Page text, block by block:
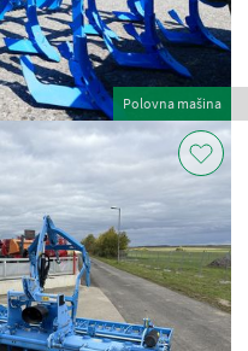
Polovna mašina